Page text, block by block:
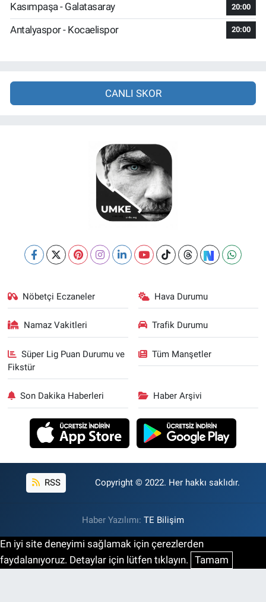
Kasımpaşa - Galatasaray 20:00
Antalyaspor - Kocaelispor 20:00
CANLI SKOR
Nöbetçi Eczaneler Hava Durumu
Namaz Vakitleri Trafik Durumu
Süper Lig Puan Durumu ve
Fikstür
Tüm Manşetler
Son Dakika Haberleri Haber Arşivi
RSS Copyright © 2022. Her hakkı saklıdır.
Haber Yazılımı: TE Bilişim
En iyi site deneyimi sağlamak için çerezlerden
faydalanıyoruz. Detaylar için lütfen tıklayın. Tamam